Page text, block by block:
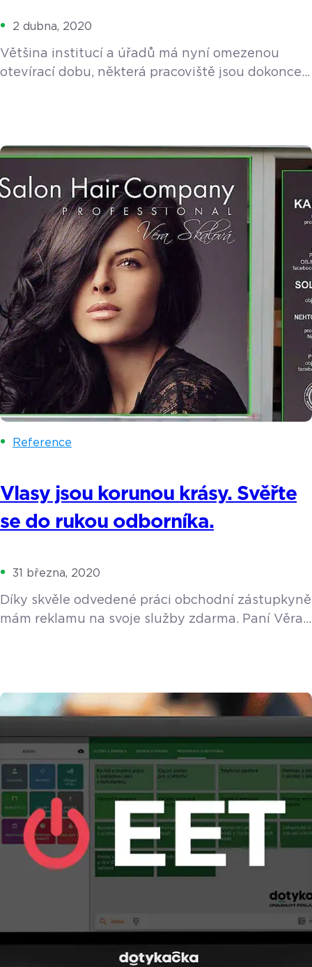
2 dubna, 2020
Většina institucí a úřadů má nyní omezenou
otevírací dobu, některá pracoviště jsou dokonce
či úřadů práce. Jak tedy s těmito institucemi
komunikovat? Všechny úřady nyní upřednostňují
z bezpečnostních důvodů elektronický nebo
poštovní styk. Potřebné žádosti či dokumenty tak
můžete doručit prostřednictvím datové schránky,
emailu, […]
Reference
Vlasy jsou korunou krásy. Svěřte
se do rukou odborníka.
31 března, 2020
Díky skvěle odvedené práci obchodní zástupkyně
mám reklamu na svoje služby zdarma. Paní Věra
se liší od ostatních nebo co jí na její práci nejvíce
baví se dozvíte v následující reportáži.Kromě
barvení, […]